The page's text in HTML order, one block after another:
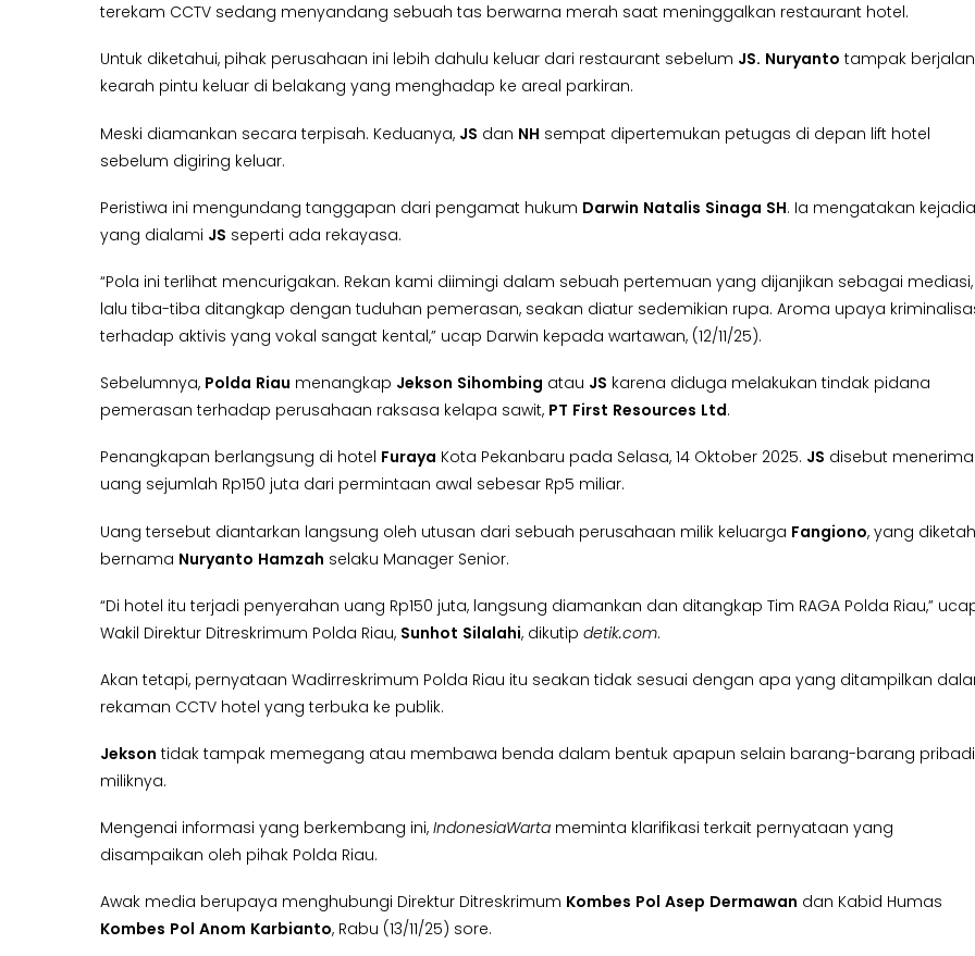
terekam CCTV sedang menyandang sebuah tas berwarna merah saat meninggalkan restaurant hotel.
Untuk diketahui, pihak perusahaan ini lebih dahulu keluar dari restaurant sebelum JS. Nuryanto tampak berjalan
kearah pintu keluar di belakang yang menghadap ke areal parkiran.
Meski diamankan secara terpisah. Keduanya, JS dan NH sempat dipertemukan petugas di depan lift hotel
sebelum digiring keluar.
Peristiwa ini mengundang tanggapan dari pengamat hukum Darwin Natalis Sinaga SH. Ia mengatakan
yang dialami JS seperti ada rekayasa.
“Pola ini terlihat mencurigakan. Rekan kami diimingi dalam sebuah pertemuan yang dijanjikan sebagai mediasi,
lalu tiba-tiba ditangkap dengan tuduhan pemerasan, seakan diatur sedemikian rupa. Aroma upaya
terhadap aktivis yang vokal sangat kental,” ucap Darwin kepada wartawan, (12/11/25).
Sebelumnya, Polda Riau menangkap Jekson Sihombing atau JS karena diduga melakukan tindak pidana
pemerasan terhadap perusahaan raksasa kelapa sawit, PT First Resources Ltd.
Penangkapan berlangsung di hotel Furaya Kota Pekanbaru pada Selasa, 14 Oktober 2025. JS disebut menerima
uang sejumlah Rp150 juta dari permintaan awal sebesar Rp5 miliar.
Uang tersebut diantarkan langsung oleh utusan dari sebuah perusahaan milik keluarga Fangiono, yang
bernama Nuryanto Hamzah selaku Manager Senior.
“Di hotel itu terjadi penyerahan uang Rp150 juta, langsung diamankan dan ditangkap Tim RAGA Polda Riau,”
Wakil Direktur Ditreskrimum Polda Riau, Sunhot Silalahi, dikutip detik.com.
Akan tetapi, pernyataan Wadirreskrimum Polda Riau itu seakan tidak sesuai dengan apa yang ditampilkan
rekaman CCTV hotel yang terbuka ke publik.
Jekson tidak tampak memegang atau membawa benda dalam bentuk apapun selain barang-barang pribadi
miliknya.
Mengenai informasi yang berkembang ini, IndonesiaWarta meminta klarifikasi terkait pernyataan yang
disampaikan oleh pihak Polda Riau.
Awak media berupaya menghubungi Direktur Ditreskrimum Kombes Pol Asep Dermawan dan Kabid Humas
Kombes Pol Anom Karbianto, Rabu (13/11/25) sore.